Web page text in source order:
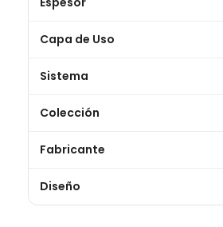
Capa de Uso
Sistema
Colección
Fabricante
Diseño